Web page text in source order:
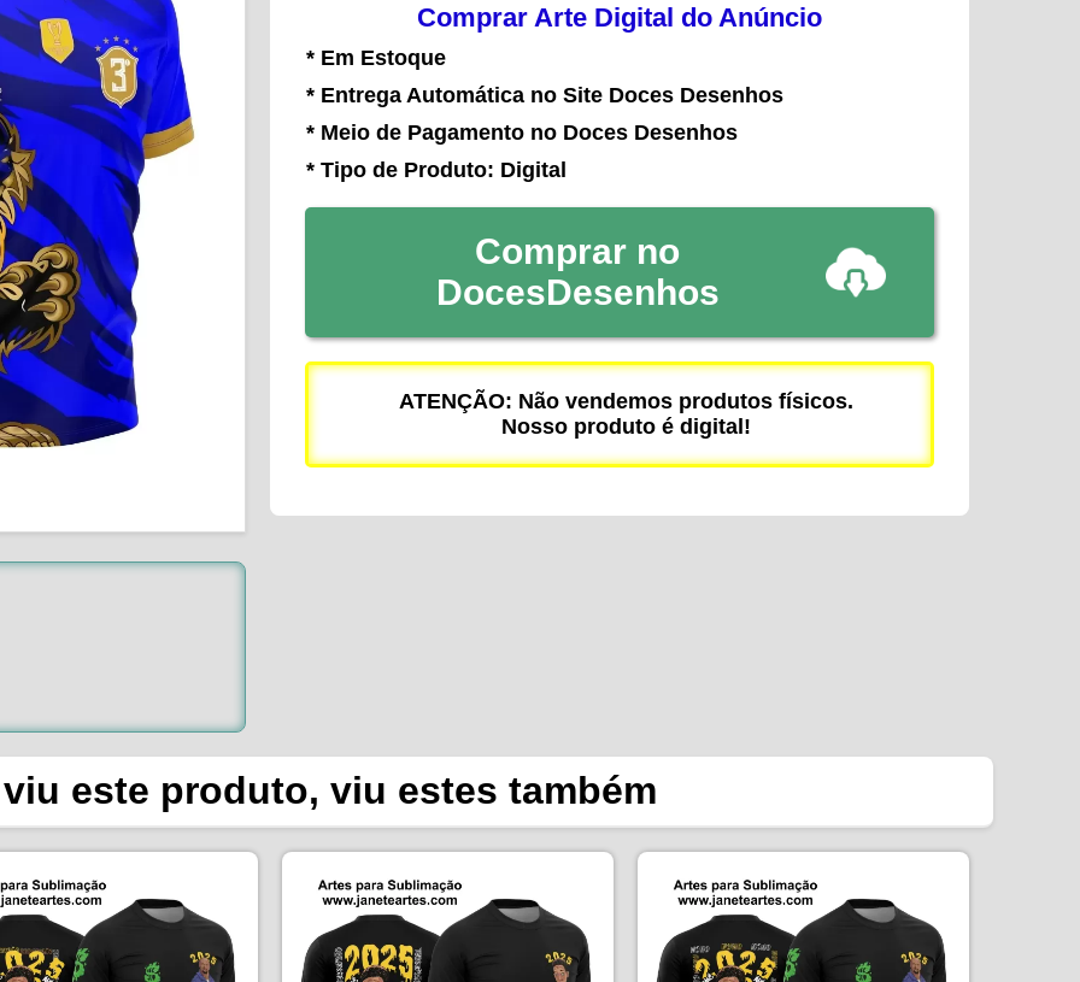
Comprar Arte Digital do Anúncio
* Em Estoque
* Entrega Automática no Site Doces Desenhos
* Meio de Pagamento no Doces Desenhos
* Tipo de Produto: Digital
Comprar no
DocesDesenhos
ATENÇÃO: Não vendemos produtos físicos.
Nosso produto é digital!
este produto, viu estes também